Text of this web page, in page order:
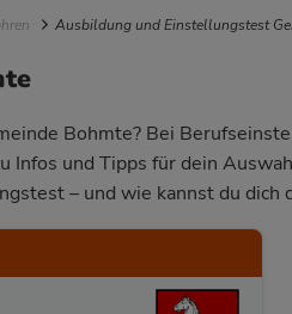
Ausbildung und Einstellungstest
Bohmte? Bei
und Tipps für dein
– und wie kannst du dich